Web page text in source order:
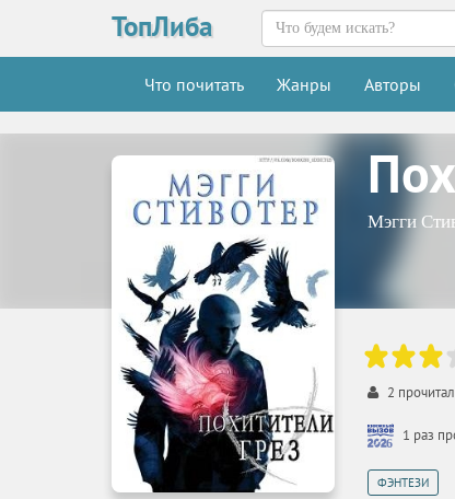
ТопЛиба
Что почитать Жанры Авторы
Мэгги
2
1 раз
ФЭНТЕЗИ